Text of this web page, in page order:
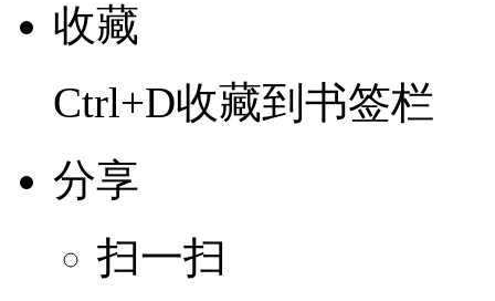
收藏
Ctrl+D收藏到书签栏
分享
扫一扫